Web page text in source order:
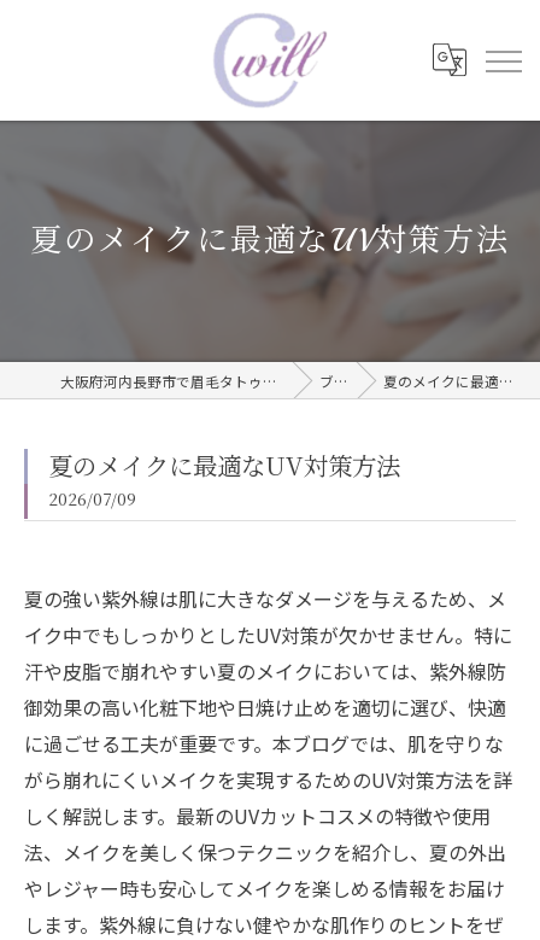
夏のメイクに最適なUV対策方法
大阪府河内長野市で眉毛タトゥーならwill care サロン ブログ 夏のメイクに最適なUV対策方法
夏のメイクに最適なUV対策方法
2026/07/09
夏の強い紫外線は肌に大きなダメージを与えるため、メ
イク中でもしっかりとしたUV対策が欠かせません。特に
汗や皮脂で崩れやすい夏のメイクにおいては、紫外線防
御効果の高い化粧下地や日焼け止めを適切に選び、快適
に過ごせる工夫が重要です。本ブログでは、肌を守りな
がら崩れにくいメイクを実現するためのUV対策方法を詳
しく解説します。最新のUVカットコスメの特徴や使用
法、メイクを美しく保つテクニックを紹介し、夏の外出
やレジャー時も安心してメイクを楽しめる情報をお届け
します。紫外線に負けない健やかな肌作りのヒントをぜ